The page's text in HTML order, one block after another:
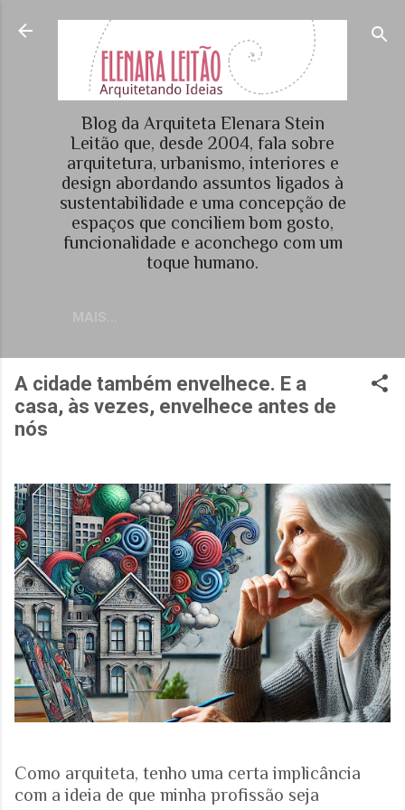
Pular para o conteúdo principal
Blog da Arquiteta Elenara Stein
Leitão que, desde 2004, fala sobre
arquitetura, urbanismo, interiores e
design abordando assuntos ligados à
sustentabilidade e uma concepção de
espaços que conciliem bom gosto,
funcionalidade e aconchego com um
toque humano.
A cidade também envelhece. E a
casa, às vezes, envelhece antes de
nós
Como arquiteta, tenho uma certa implicância
com a ideia de que minha profissão seja